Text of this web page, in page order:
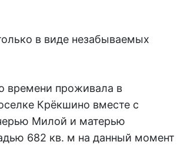
в виде незабываемых
времени проживала в
Крёкшино вместе с
Милой и матерью
682 кв. м на данный момент